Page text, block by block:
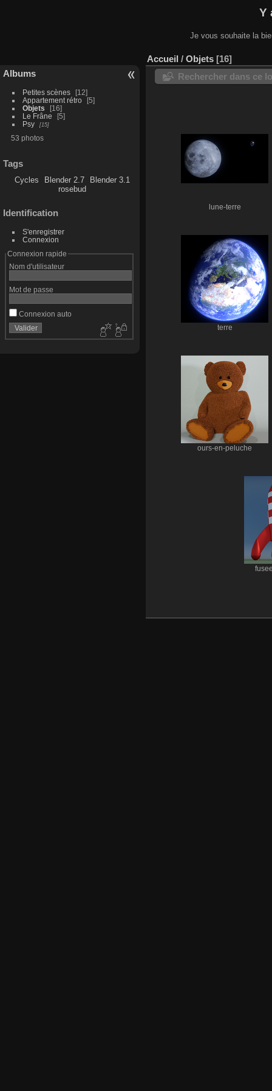
Y
Je vous souhaite la
Albums
Petites scènes
12
Appartement rétro
5
Objets
16
Le Frâne
5
Psy
15
53 photos
Tags
Cycles Blender 2.7
Blender 3.1
rosebud
Identification
S'enregistrer
Connexion
Connexion rapide
Nom d'utilisateur
Mot de passe
Connexion auto
Accueil / Objets 16
Rechercher dans ce
lune-terre
terre
ours-en-peluche